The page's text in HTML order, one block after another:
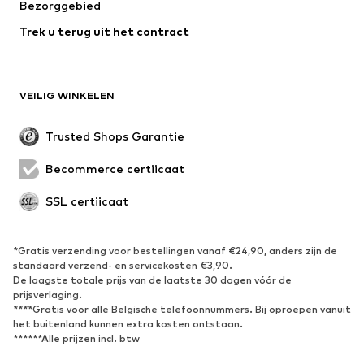
Ondergoed
Mantels
Rokken
Evenementen
SCHOENEN
Sneakers
Enkellaarsjes
Pumps & hakken
Laarzen
Sandalen
Sportschoenen
Ballerina's
Muiltjes
Bezorggebied
Trek u terug uit het contract
VEILIG WINKELEN
Trusted Shops Garantie
Becommerce certificaat
SSL certificaat
*Gratis verzending voor bestellingen vanaf €24,90, anders zijn de
standaard verzend- en servicekosten €3,90.
De laagste totale prijs van de laatste 30 dagen vóór de
prijsverlaging.
****Gratis voor alle Belgische telefoonnummers. Bij oproepen vanuit
het buitenland kunnen extra kosten ontstaan.
******Alle prijzen incl. btw